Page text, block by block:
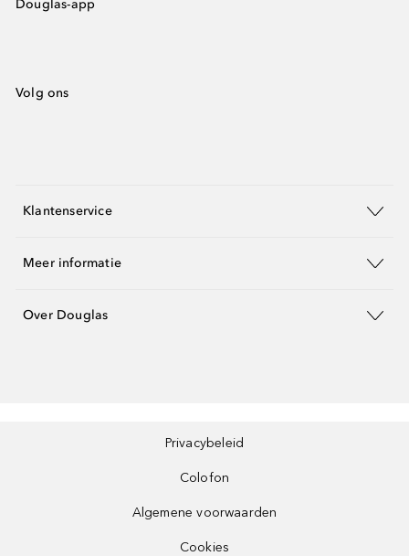
Douglas-app
Volg ons
Klantenservice
Meer informatie
Over Douglas
Privacybeleid
Colofon
Algemene voorwaarden
Cookies